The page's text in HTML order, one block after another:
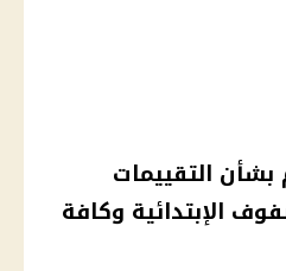
بشأن التقييمات
الإبتدائية وكافة